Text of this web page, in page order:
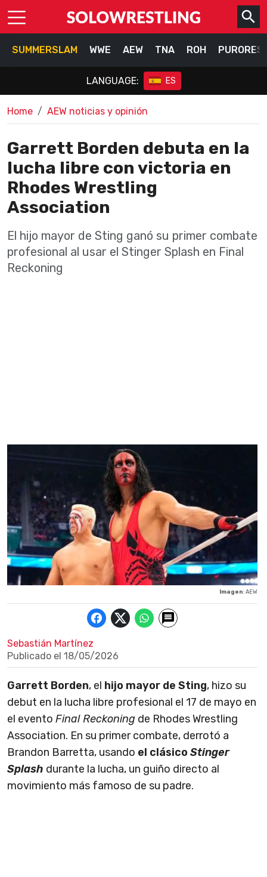
SUMMERSLAM WWE AEW TNA ROH
LANGUAGE: ES
Home AEW noticias y opinión
Garrett Borden debuta en la
lucha libre con victoria en
Rhodes Wrestling
Association
El hijo mayor de Sting ganó su primer combate
profesional al usar el Stinger Splash en Final
Reckoning
Imagen: AEW
Sebastián Martínez
Publicado el 18/05/2026
Garrett Borden, el hijo mayor de Sting, hizo su
debut en la lucha libre profesional el 17 de mayo en
el evento Final Reckoning de Rhodes Wrestling
Association. En su primer combate, derrotó a
Brandon Barretta, usando el clásico Stinger
Splash durante la lucha, un guiño directo al
movimiento más famoso de su padre.